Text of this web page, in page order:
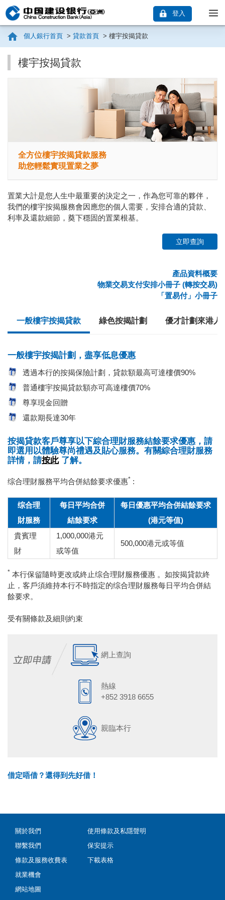
登入
個人銀行首頁 > 貸款首頁 > 樓宇按揭貸款
樓宇按揭貸款
全方位樓宇按揭貸款服務
助您輕鬆實現置業之夢
置業大計是您人生中最重要的決定之一，作為您可靠的夥伴，
我們的樓宇按揭服務會因應您的個人需要，安排合適的貸款、
利率及還款細節，奠下穩固的置業根基。
立即查詢
產品資料概要
物業交易支付安排小冊子 (轉按交易)
「置易付」小冊子
一般樓宇按揭貸款 綠色按揭計劃 優才計劃來港人
一般樓宇按揭計劃，盡享低息優惠
透過本行的按揭保險計劃，貸款額最高可達樓價90%
普通樓宇按揭貸款額亦可高達樓價70%
尊享現金回贈
還款期長達30年
按揭貸款客戶尊享以下綜合理財服務結餘要求優惠，請
即選用以體驗尊尚禮遇及貼心服務。有關綜合理財服務
詳情，請按此了解。
综合理財服務平均合併結餘要求優惠* :
综合理
財服務
每日平均合併
結餘要求
每日優惠平均合併結餘要求
(港元等值)
貴賓理
財
1,000,000港元
或等值
500,000港元或等值
* 本行保留隨時更改或終止综合理財服務優惠 。如按揭貸款終
止，客戶須維持本行不時指定的综合理財服務每日平均合併結
餘要求。
受有關條款及細則約束
網上查詢
熱線
+852 3918 6655
親臨本行
借定唔借？還得到先好借！
關於我們
聯繫我們
條款及服務收費表
就業機會
網站地圖
使用條款及私隱聲明
保安提示
下載表格